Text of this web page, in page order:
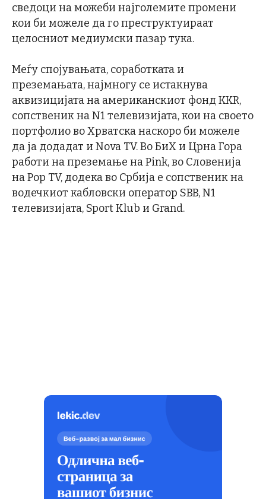
сведоци на можеби најголемите промени
кои би можеле да го преструктуираат
целосниот медиумски пазар тука.
Меѓу спојувањата, соработката и
преземањата, најмногу се истакнува
аквизицијата на американскиот фонд KKR,
сопственик на N1 телевизијата, кои на своето
портфолио во Хрватска наскоро би можеле
да ја додадат и Nova TV. Во БиХ и Црна Гора
работи на преземање на Pink, во Словенија
на Pop TV, додека во Србија е сопственик на
водечкиот кабловски оператор SBB, N1
телевизијата, Sport Klub и Grand.